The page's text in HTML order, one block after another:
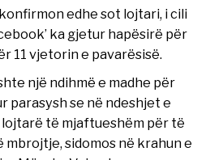
edhe sot lojtari, i cili
ka gjetur hapësirë për
11 vjetorin e pavarësisë.
një ndihmë e madhe për
parasysh se në ndeshjet e
të mjaftueshëm për të
sidomos në krahun e